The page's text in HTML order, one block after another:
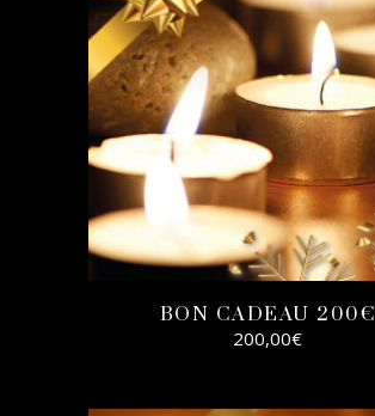
BON CADEAU 200€
200,00€